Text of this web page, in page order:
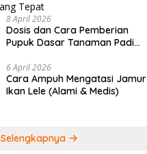
8 April 2026
Dosis dan Cara Pemberian
Pupuk Dasar Tanaman Padi
6 April 2026
Cara Ampuh Mengatasi Jamur
Ikan Lele (Alami & Medis)
Selengkapnya